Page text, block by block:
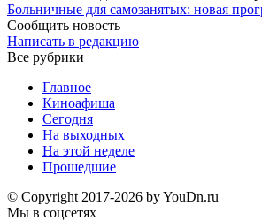
Больничные для самозанятых: новая
Сообщить новость
Написать в редакцию
Все рубрики
Главное
Киноафиша
Сегодня
На выходных
На этой неделе
Прошедшие
© Copyright 2017-2026 by YouDn.ru
Мы в соцсетях